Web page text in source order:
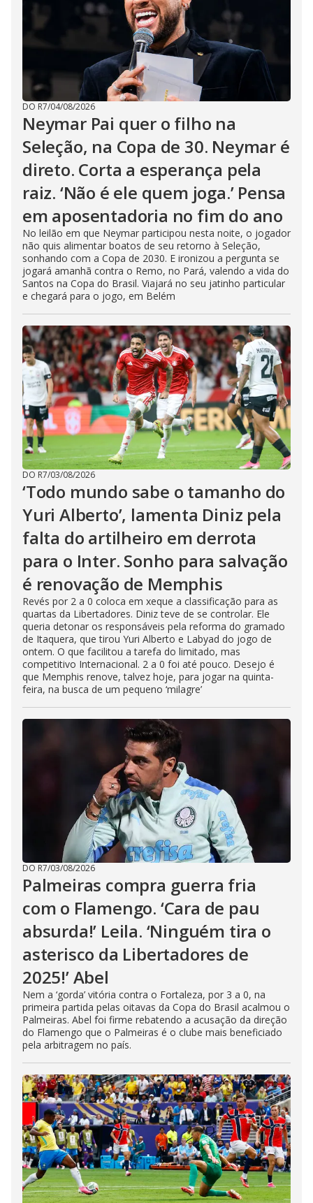
DO R7/04/08/2026
Neymar Pai quer o filho na
Seleção, na Copa de 30. Neymar é
direto. Corta a esperança pela
raiz. ‘Não é ele quem joga.’ Pensa
em aposentadoria no fim do ano
No leilão em que Neymar participou nesta noite, o jogador
não quis alimentar boatos de seu retorno à Seleção,
sonhando com a Copa de 2030. E ironizou a pergunta se
jogará amanhã contra o Remo, no Pará, valendo a vida do
Santos na Copa do Brasil. Viajará no seu jatinho particular
e chegará para o jogo, em Belém
DO R7/03/08/2026
‘Todo mundo sabe o tamanho do
Yuri Alberto’, lamenta Diniz pela
falta do artilheiro em derrota
para o Inter. Sonho para salvação
é renovação de Memphis
Revés por 2 a 0 coloca em xeque a classificação para as
quartas da Libertadores. Diniz teve de se controlar. Ele
queria detonar os responsáveis pela reforma do gramado
de Itaquera, que tirou Yuri Alberto e Labyad do jogo de
ontem. O que facilitou a tarefa do limitado, mas
competitivo Internacional. 2 a 0 foi até pouco. Desejo é
que Memphis renove, talvez hoje, para jogar na quinta-
feira, na busca de um pequeno ‘milagre’
DO R7/03/08/2026
Palmeiras compra guerra fria
com o Flamengo. ‘Cara de pau
absurda!’ Leila. ‘Ninguém tira o
asterisco da Libertadores de
2025!’ Abel
Nem a ‘gorda’ vitória contra o Fortaleza, por 3 a 0, na
primeira partida pelas oitavas da Copa do Brasil acalmou o
Palmeiras. Abel foi firme rebatendo a acusação da direção
do Flamengo que o Palmeiras é o clube mais beneficiado
pela arbitragem no país.